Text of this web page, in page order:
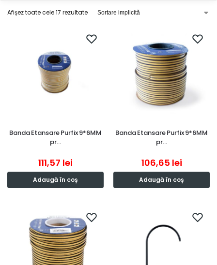
Afișez toate cele 17 rezultate
Banda Etansare Purfix 9*6MM
pr…
111,57 lei
Adaugă în coș
Banda Etansare Purfix 9*6MM
pr…
106,65 lei
Adaugă în coș